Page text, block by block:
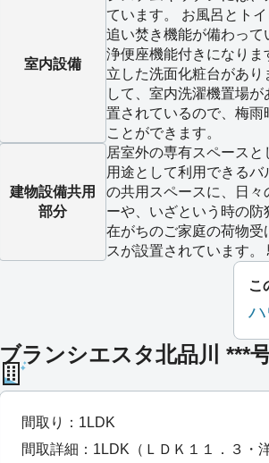
室内設備
ています。 お風呂とト
追い焚き機能が備わっ
浄便座機能付きになり
立した洗面化粧台があり
して、室内洗濯機置場
置されているので、梅
ことができます。
建物設備共用
部分
居室外の専有スペース
用途として利用できる
の共用スペースに、日々
ーや、いざという時の
在がちのご家庭の荷物受
スが設置されています。
こ
ブランシエスタ北品川 ***
間取り：1LDK
間取詳細：1LDK（ＬＤＫ１１．３・